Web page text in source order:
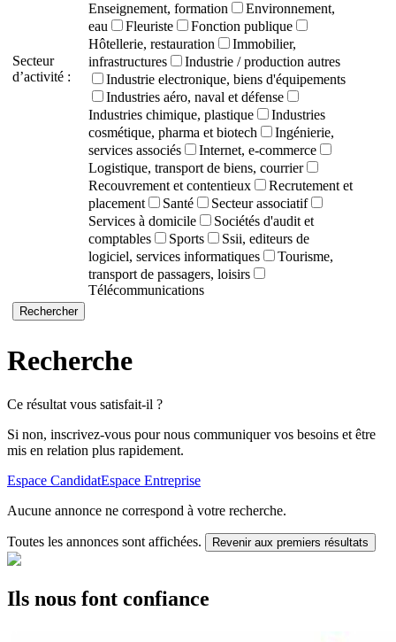
Secteur
d’activité :
Enseignement, formation
Environnement,
eau
Fleuriste
Fonction publique
Hôtellerie, restauration
Immobilier,
infrastructures
Industrie / production autres
Industrie electronique, biens d'équipements
Industries aéro, naval et défense
Industries chimique, plastique
Industries
cosmétique, pharma et biotech
Ingénierie,
services associés
Internet, e-commerce
Logistique, transport de biens, courrier
Recouvrement et contentieux
Recrutement et
placement
Santé
Secteur associatif
Services à domicile
Sociétés d'audit et
comptables
Sports
Ssii, editeurs de
logiciel, services informatiques
Tourisme,
transport de passagers, loisirs
Télécommunications
Recherche
Ce résultat vous satisfait-il ?
Si non, inscrivez-vous pour nous communiquer vos besoins et être
mis en relation plus rapidement.
Espace CandidatEspace Entreprise
Aucune annonce ne correspond à votre recherche.
Toutes les annonces sont affichées. Revenir aux premiers résultats
Ils nous font confiance